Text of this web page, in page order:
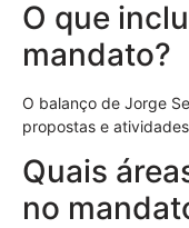
O que
mandato?
O balanço de Jorge
propostas e
Quais
no